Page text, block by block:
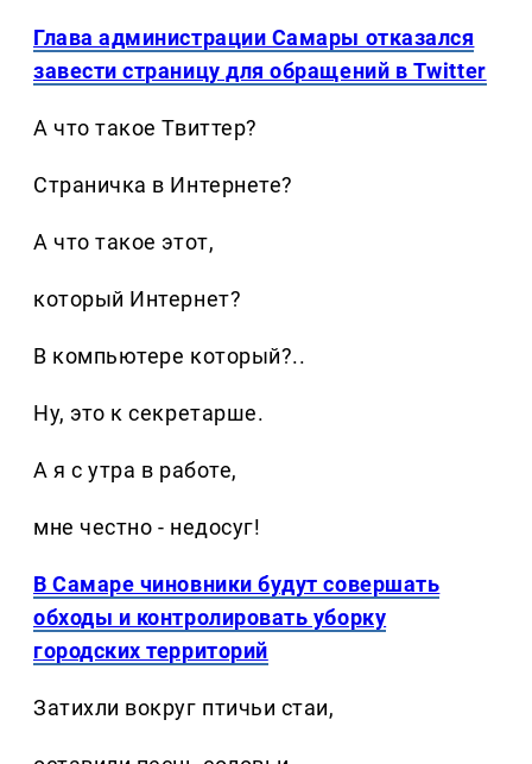
Глава администрации Самары отказался
завести страницу для обращений в Twitter
А что такое Твиттер?
Страничка в Интернете?
А что такое этот,
который Интернет?
В компьютере который?..
Ну, это к секретарше.
А я с утра в работе,
мне честно - недосуг!
В Самаре чиновники будут совершать
обходы и контролировать уборку
городских территорий
Затихли вокруг птичьи стаи,